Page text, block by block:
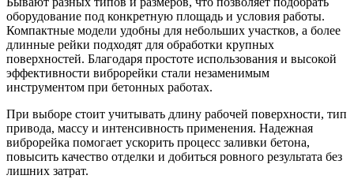
оборудование под конкретную площадь и условия работы.
Компактные модели удобны для небольших участков, а более
длинные рейки подходят для обработки крупных
поверхностей. Благодаря простоте использования и высокой
эффективности виброрейки стали незаменимым
инструментом при бетонных работах.
При выборе стоит учитывать длину рабочей поверхности, тип
привода, массу и интенсивность применения. Надежная
виброрейка помогает ускорить процесс заливки бетона,
повысить качество отделки и добиться ровного результата без
лишних затрат.